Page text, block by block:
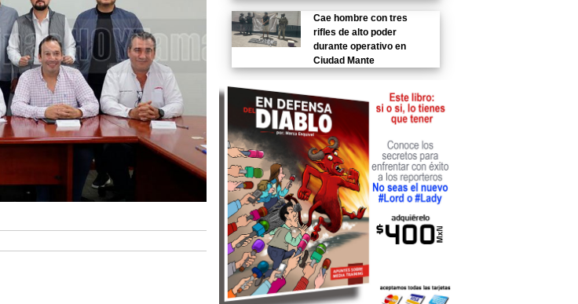
Cae hombre con tres
rifles de alto poder
durante operativo en
Ciudad Mante